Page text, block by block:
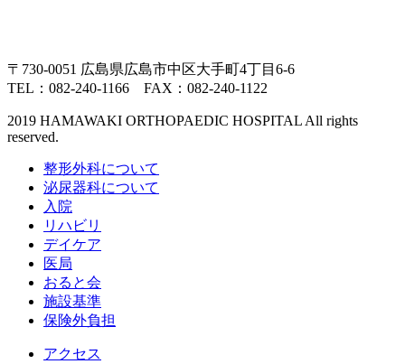
〒730-0051 広島県広島市中区大手町4丁目6-6
TEL：082-240-1166 FAX：082-240-1122
2019 HAMAWAKI ORTHOPAEDIC HOSPITAL All rights
reserved.
整形外科について
泌尿器科について
入院
リハビリ
デイケア
医局
おると会
施設基準
保険外負担
アクセス